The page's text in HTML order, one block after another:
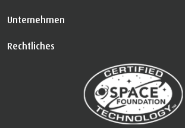
Unternehmen
Rechtliches